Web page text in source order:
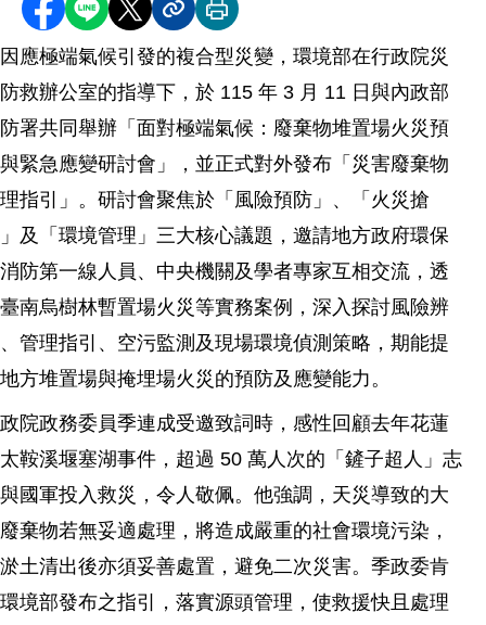
分享至 Facebook
分享到 LINE
分享到 X分享內容連結
列印本頁
應極端氣候引發的複合型災變，環境部在行政院災
救辦公室的指導下，於 115 年 3 月 11 日與內政部
署共同舉辦「面對極端氣候：廢棄物堆置場火災預
緊急應變研討會」，並正式對外發布「災害廢棄物
指引」。研討會聚焦於「風險預防」、「火災搶
及「環境管理」三大核心議題，邀請地方政府環保
防第一線人員、中央機關及學者專家互相交流，透
南烏樹林暫置場火災等實務案例，深入探討風險辨
管理指引、空污監測及現場環境偵測策略，期能提
方堆置場與掩埋場火災的預防及應變能力。
院政務委員季連成受邀致詞時，感性回顧去年花蓮
鞍溪堰塞湖事件，超過 50 萬人次的「鏟子超人」志
國軍投入救災，令人敬佩。他強調，天災導致的大
棄物若無妥適處理，將造成嚴重的社會環境污染，
土清出後亦須妥善處置，避免二次災害。季政委肯
境部發布之指引，落實源頭管理，使救援快且處理